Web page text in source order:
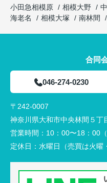
小田急相模原
相模大野
海老名
相模大塚 南林間
合同
046-274-0230
〒242-0007
神奈川県大和市中央林間５丁
営業時間： 10：00〜18：00
定休日： 水曜日（売買は火曜